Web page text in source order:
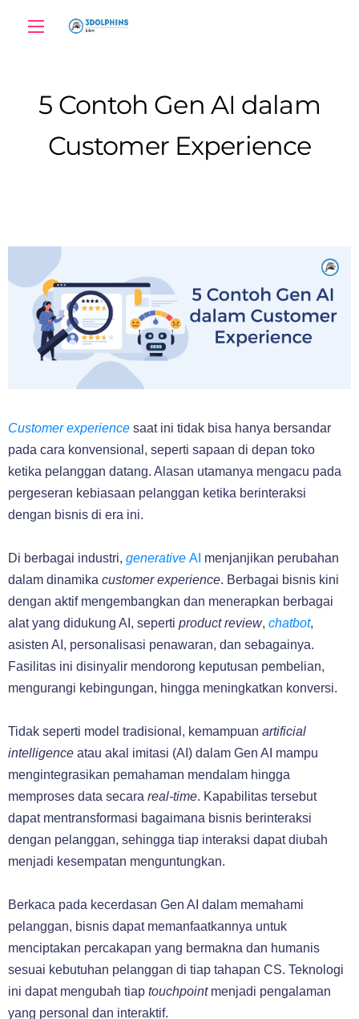
5 Contoh Gen AI dalam
Customer Experience
Customer experience saat ini tidak bisa hanya bersandar
pada cara konvensional, seperti sapaan di depan toko
ketika pelanggan datang. Alasan utamanya mengacu pada
pergeseran kebiasaan pelanggan ketika berinteraksi
dengan bisnis di era ini.
Di berbagai industri, generative AI menjanjikan perubahan
dalam dinamika customer experience. Berbagai bisnis kini
dengan aktif mengembangkan dan menerapkan berbagai
alat yang didukung AI, seperti product review, chatbot,
asisten AI, personalisasi penawaran, dan sebagainya.
Fasilitas ini disinyalir mendorong keputusan pembelian,
mengurangi kebingungan, hingga meningkatkan konversi.
Tidak seperti model tradisional, kemampuan artificial
intelligence atau akal imitasi (AI) dalam Gen AI mampu
mengintegrasikan pemahaman mendalam hingga
memproses data secara real-time. Kapabilitas tersebut
dapat mentransformasi bagaimana bisnis berinteraksi
dengan pelanggan, sehingga tiap interaksi dapat diubah
menjadi kesempatan menguntungkan.
Berkaca pada kecerdasan Gen AI dalam memahami
pelanggan, bisnis dapat memanfaatkannya untuk
menciptakan percakapan yang bermakna dan humanis
sesuai kebutuhan pelanggan di tiap tahapan CS. Teknologi
ini dapat mengubah tiap touchpoint menjadi pengalaman
yang personal dan interaktif.